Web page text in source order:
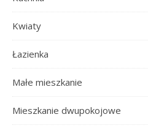
Kwiaty
Łazienka
Małe mieszkanie
Mieszkanie dwupokojowe